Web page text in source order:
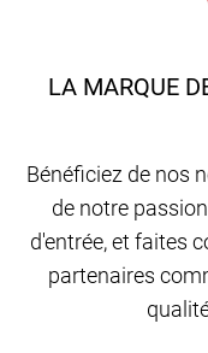
LA MARQUE
Bénéficiez de nos
de notre
d'entrée, et faites
partenaires